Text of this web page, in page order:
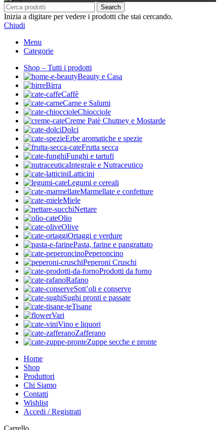
Search
Inizia a digitare per vedere i prodotti che stai cercando.
Chiudi
Menu
Categorie
Shop – Tutti i prodotti
Beauty e Casa
Birra
Caffè
Carne e Salumi
Chiocciole
Creme Patè Chutney e Mostarde
Dolci
Erbe aromatiche e spezie
Frutta secca
Funghi e tartufi
Integrale e Nutraceutico
Latticini
Legumi e cereali
Marmellate e confetture
Miele
Nettare
Olio
Olive
Ortaggi e verdure
Pasta, farine e pangrattato
Peperoncino
Peperoni Cruschi
Prodotti da forno
Rafano
Sott’oli e conserve
Sughi pronti e passate
Tisane
Vari
Vino e liquori
Zafferano
Zuppe secche e pronte
Home
Shop
Produttori
Chi Siamo
Contatti
Wishlist
Accedi / Registrati
Carrello